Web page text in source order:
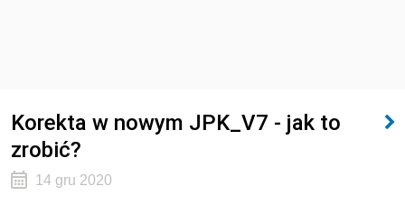
Korekta w nowym JPK_V7 - jak to
zrobić?
14 gru 2020